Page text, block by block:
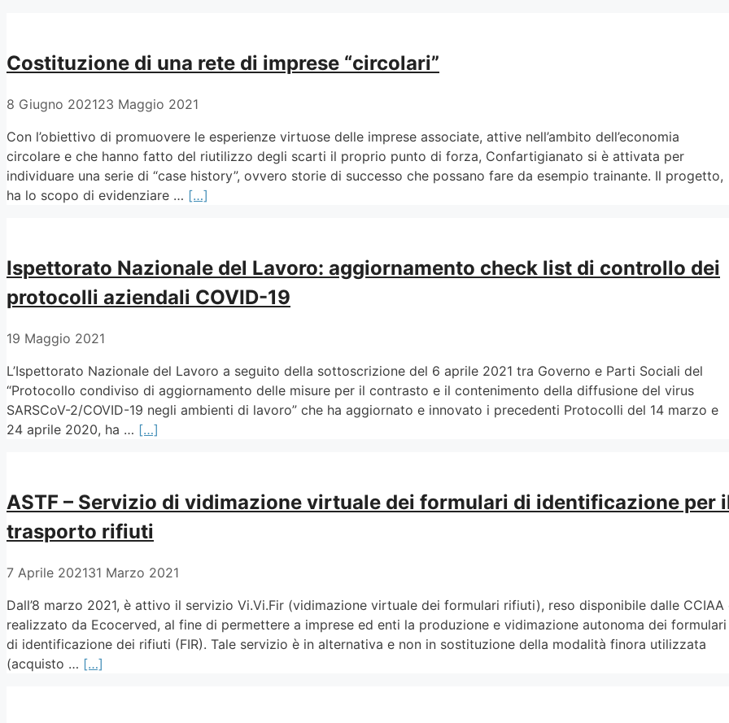
Costituzione di una rete di imprese “circolari”
8 Giugno 202123 Maggio 2021
Con l’obiettivo di promuovere le esperienze virtuose delle imprese associate, attive nell’ambito dell’economia
circolare e che hanno fatto del riutilizzo degli scarti il proprio punto di forza, Confartigianato si è attivata per
individuare una serie di “case history”, ovvero storie di successo che possano fare da esempio trainante. Il progetto,
ha lo scopo di evidenziare … […]
Ispettorato Nazionale del Lavoro: aggiornamento check list di controllo dei
protocolli aziendali COVID-19
19 Maggio 2021
L’Ispettorato Nazionale del Lavoro a seguito della sottoscrizione del 6 aprile 2021 tra Governo e Parti Sociali del
“Protocollo condiviso di aggiornamento delle misure per il contrasto e il contenimento della diffusione del virus
SARSCoV-2/COVID-19 negli ambienti di lavoro” che ha aggiornato e innovato i precedenti Protocolli del 14 marzo e
24 aprile 2020, ha … […]
ASTF – Servizio di vidimazione virtuale dei formulari di identificazione per
trasporto rifiuti
7 Aprile 202131 Marzo 2021
Dall’8 marzo 2021, è attivo il servizio Vi.Vi.Fir (vidimazione virtuale dei formulari rifiuti), reso disponibile dalle CCIAA
realizzato da Ecocerved, al fine di permettere a imprese ed enti la produzione e vidimazione autonoma dei formulari
di identificazione dei rifiuti (FIR). Tale servizio è in alternativa e non in sostituzione della modalità finora utilizzata
(acquisto … […]